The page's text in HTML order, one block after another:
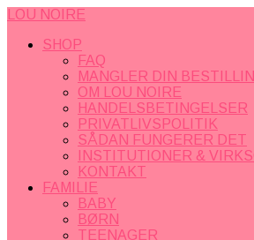
LOU NOIRE
SHOP
FAQ
MANGLER DIN
OM LOU NOIRE
HANDELSBETINGELSER
PRIVATLIVSPOLITIK
SÅDAN FUNGERER DET
INSTITUTIONER &
KONTAKT
FAMILIE
BABY
BØRN
TEENAGER